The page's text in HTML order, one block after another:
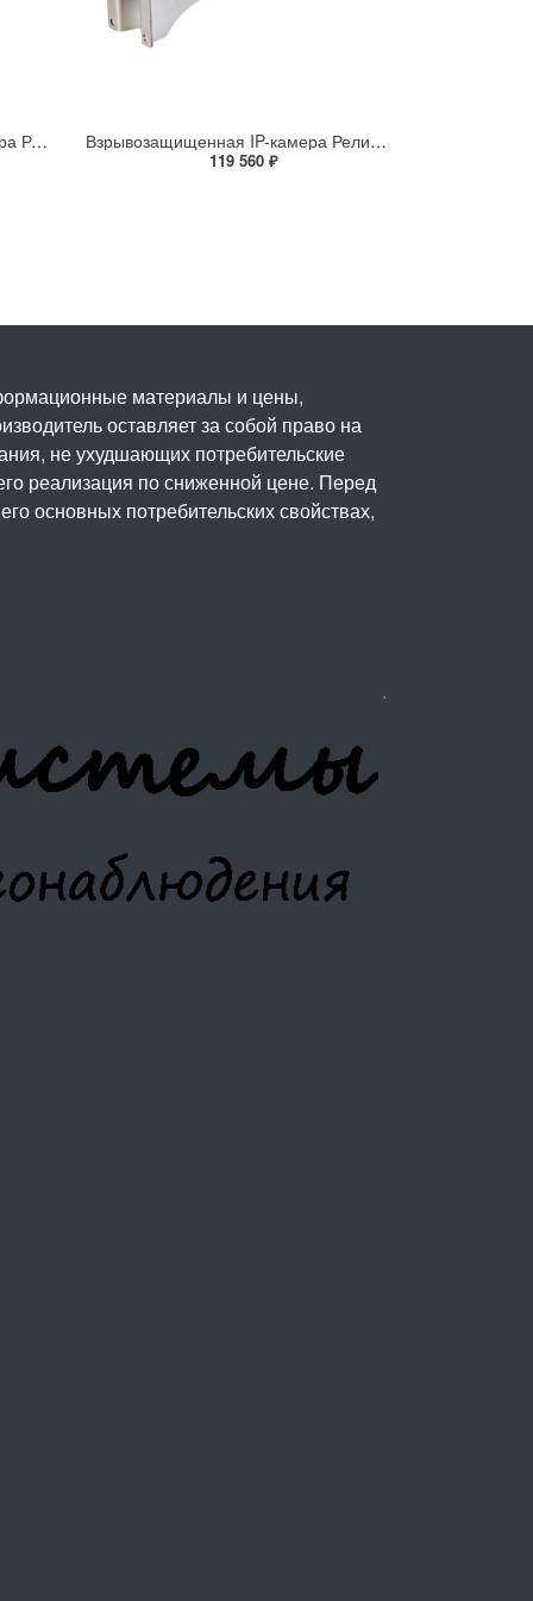
Взрывозащищенная видеокамера Релион Релион-Exd-Н-150-ИК-IP2Мп5-50Z-220-SD-С-TR Взрывозащищенная IP-камера Релион Релион-Exd-Н-150-ИК-IP8Мп2.7-13.5Z-PoE-SD-МК-TR
119 560 ₽
материалы и цены,
оставляет за собой право на
не ухудшающих потребительские
реализация по сниженной цене. Перед
основных потребительских свойствах,